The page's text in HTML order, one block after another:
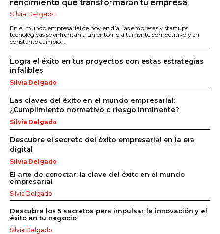
rendimiento que transformarán tu empresa
Silvia Delgado
En el mundo empresarial de hoy en día, las empresas y startups
tecnológicas se enfrentan a un entorno altamente competitivo y en
constante cambio....
Logra el éxito en tus proyectos con estas estrategias
infalibles
Silvia Delgado
Las claves del éxito en el mundo empresarial:
¿Cumplimiento normativo o riesgo inminente?
Silvia Delgado
Descubre el secreto del éxito empresarial en la era
digital
Silvia Delgado
El arte de conectar: la clave del éxito en el mundo
empresarial
Silvia Delgado
Descubre los 5 secretos para impulsar la innovación y el
éxito en tu negocio
Silvia Delgado